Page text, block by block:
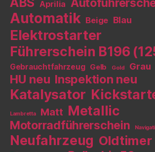
Aprilia
Automatik Beige Blau
Elektrostarter
Führerschein B196
Gebrauchtfahrzeug Gelb Gold Grau
HU neu Inspektion neu
Katalysator
Lambretta Matt Metallic
Motorradführerschein
Neufahrzeug Oldtimer